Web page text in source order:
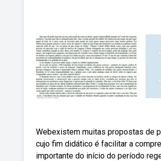
Webexistem muitas propostas de
cujo fim didático é facilitar a
importante do início do período